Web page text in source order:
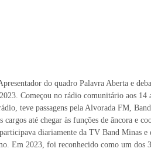
do quadro Palavra Aberta e
Começou no rádio comunitário aos 14
teve passagens pela Alvorada FM,
até chegar às funções de âncora e
diariamente da TV Band Minas e
Em 2023, foi reconhecido como um dos